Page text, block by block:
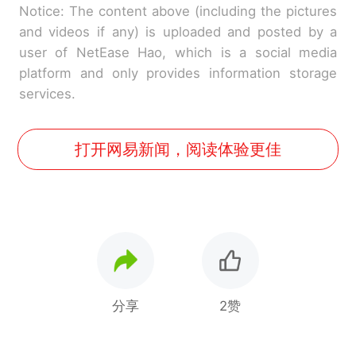
Notice: The content above (including the pictures
and videos if any) is uploaded and posted by a
user of NetEase Hao, which is a social media
platform and only provides information storage
services.
打开网易新闻，阅读体验更佳
分享 2赞